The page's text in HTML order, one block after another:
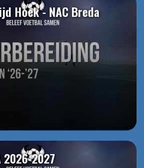
Hoek - NAC Breda
2026-2027